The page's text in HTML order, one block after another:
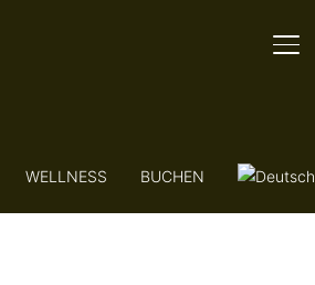
WELLNESS BUCHEN